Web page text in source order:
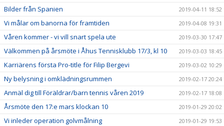
Bilder från Spanien 2019-04-11 18:52
Vi målar om banorna för framtiden 2019-04-08 19:31
Våren kommer - vi vill snart spela ute 2019-03-30 17:47
Välkommen på årsmöte i Åhus Tennisklubb 17/3, kl 10 2019-03-03 18:45
Karriärens första Pro-title för Filip Bergevi 2019-03-02 10:29
Ny belysning i omklädningsrummen 2019-02-17 20:24
Anmäl dig till Föräldrar/barn tennis våren 2019 2019-02-17 18:08
Årsmöte den 17:e mars klockan 10 2019-01-29 20:02
Vi inleder operation golvmålning 2019-01-29 19:53